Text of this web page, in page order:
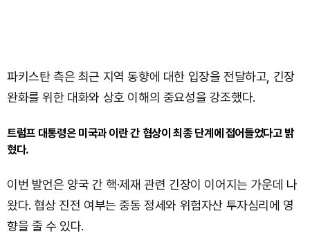
파키스탄 측은 최근 지역 동향에 대한 입장을 전달하고, 긴장
완화를 위한 대화와 상호 이해의 중요성을 강조했다.
트럼프 대통령은 미국과 이란 간 협상이 최종 단계에 접어들었다고 밝
혔다.
이번 발언은 양국 간 핵·제재 관련 긴장이 이어지는 가운데 나
왔다. 협상 진전 여부는 중동 정세와 위험자산 투자심리에 영
향을 줄 수 있다.